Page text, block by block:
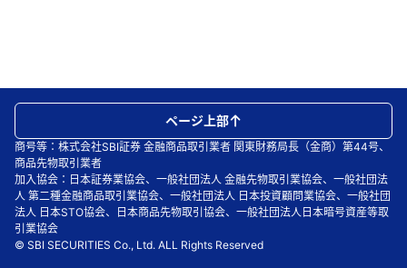
商号等：株式会社SBI証券 金融商品取引業者 関東財務局長（金商）第44号、
商品先物取引業者
加入協会：日本証券業協会、一般社団法人 金融先物取引業協会、一般社団法
人 第二種金融商品取引業協会、一般社団法人 日本投資顧問業協会、一般社団
法人 日本STO協会、日本商品先物取引協会、一般社団法人日本暗号資産等取
引業協会
© SBI SECURITIES Co., Ltd. ALL Rights Reserved
ページ上部